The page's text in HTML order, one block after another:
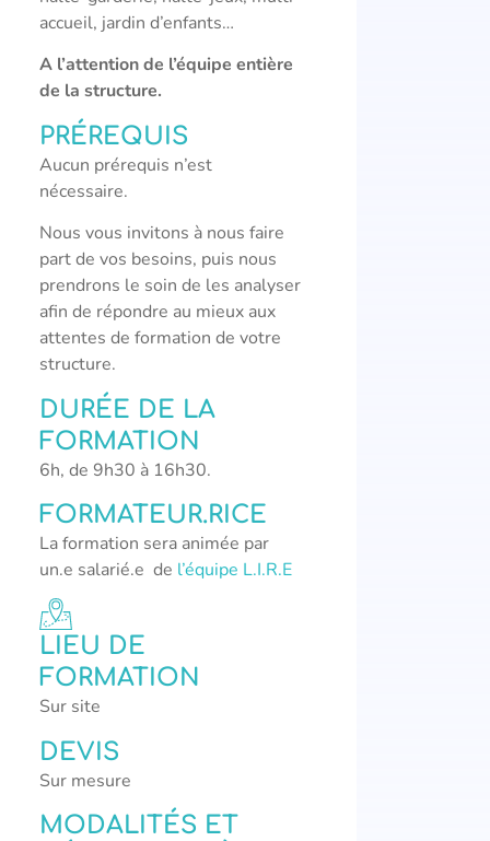
accueil, jardin d’enfants…
A l’attention de l’équipe entière
de la structure.
PRÉREQUIS
Aucun prérequis n’est
nécessaire.
Nous vous invitons à nous faire
part de vos besoins, puis nous
prendrons le soin de les analyser
afin de répondre au mieux aux
attentes de formation de votre
structure.
DURÉE DE LA
FORMATION
6h, de 9h30 à 16h30.
FORMATEUR.RICE
La formation sera animée par
un.e salarié.e de l’équipe L.I.R.E
LIEU DE
FORMATION
Sur site
DEVIS
Sur mesure
MODALITÉS ET